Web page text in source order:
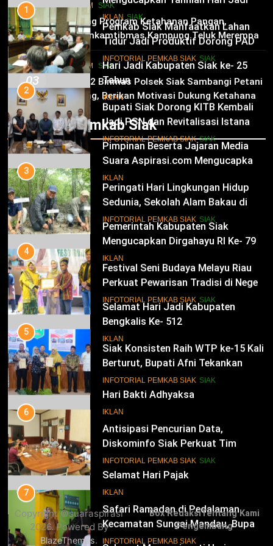
Kabupaten Siak Ke-25 Tahun
IKLAN SIAK
11
Hari Jadi Kabupaten Siak ke- 25
Tahun
IKLAN
12
Pimpinan Beserta Jajaran Media
Suara Aspirasi.com Mengucapkan
Selamat HUT RI Ke-79
IKLAN
13
Pemerintah Kabupaten Siak
Mengucapkan Dirgahayu RI Ke- 79
IKLAN
14
Selamat Hari Jadi Kabupaten
Bengkalis Ke- 512
IKLAN
15
Hari Bakti Adhyaksa
IKLAN
16
Selamat Hari Pajak
IKLAN
17
02
HUKRIM SIAK
Dukung Program Ketahanan Pangan,
Bhabinkamtibmas Kampung Teluk Merempan
Tinjau Tanaman Jagung Waga
03
HUKRIM SIAK
Panit 2 Binmas Polsek Siak Sambangi Petani
Jagung, Berikan Motivasi Dukung Ketahanan
Pangan Nasional
Infotorial Pemkab Siak
Pemkab Siak Manfaatkan Lahan
Tidur Jadi Produktif Dorong PAD
dan Kesejahteraan Warga
INFOTORIAL PEMKAB SIAK SIAK
2
Bupati Siak Dorong KITB Kembali
Jadi PSN dan Revitalisasi Istana
Kesultanan Siak
INFOTORIAL PEMKAB SIAK
3
Peringati Hari Lingkungan Hidup
Sedunia, Sekolah Alam Bakau di
Siak Cetak Generasi Penjaga
Pesisir
INFOTORIAL PEMKAB SIAK
4
Festival Seni Budaya Melayu Riau
Perkuat Pewarisan Tradisi di Negeri
Istana
5
Siak Konsisten Raih WTP ke-15 Kali
Berturut, Bupati Afni Tekankan
Penguatan Tata Kelola Keuangan
INFOTORIAL PEMKAB SIAK
6
Diskominfo Siak Perkuat Tim
Tanggap Insiden Siber Mendukung
SPBE
7
Kecamatan Sungai Mandau, Bupati
Siak Jemput Aspirasi Warga
INFOTORIAL PEMKAB SIAK
Copyright ©suaraspirasi
2026. Powered By
BlazeThemes.
Box RedaksiTentang Kami
Pengembang